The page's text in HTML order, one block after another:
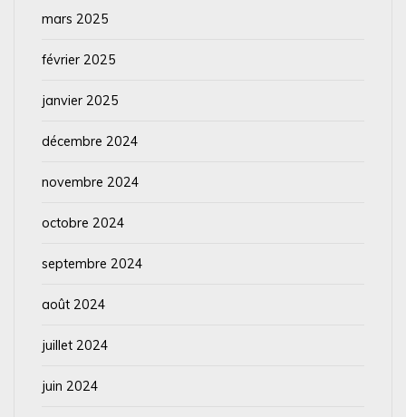
mars 2025
février 2025
janvier 2025
décembre 2024
novembre 2024
octobre 2024
septembre 2024
août 2024
juillet 2024
juin 2024